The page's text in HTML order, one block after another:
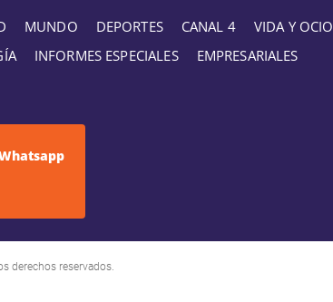
MUNDO DEPORTES CANAL 4
VIDA Y OCIO
INFORMES ESPECIALES EMPRESARIALES
derechos reservados.